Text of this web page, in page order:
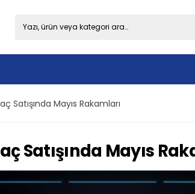
Mayıs Rakamları
Satışında Mayıs